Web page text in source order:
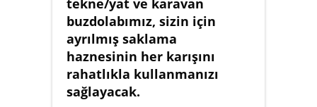
tekne/yat ve karavan
buzdolabımız, sizin için
ayrılmış saklama
haznesinin her karışını
rahatlıkla kullanmanızı
sağlayacak.